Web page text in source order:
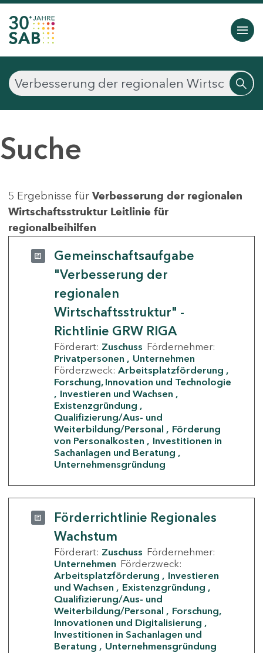
Suche
5 Ergebnisse für Verbesserung der regionalen
Wirtschaftsstruktur Leitlinie für
regionalbeihilfen
Gemeinschaftsaufgabe
"Verbesserung der
regionalen
Wirtschaftsstruktur" -
Richtlinie GRW RIGA
Förderart: Zuschuss Fördernehmer:
Privatpersonen
Unternehmen
Förderzweck: Arbeitsplatzförderung
Forschung, Innovation und Technologie
Investieren und Wachsen
Existenzgründung
Qualifizierung/Aus- und
Weiterbildung/Personal
Förderung
von Personalkosten
Investitionen in
Sachanlagen und Beratung
Unternehmensgründung
Förderrichtlinie Regionales
Wachstum
Förderart: Zuschuss Fördernehmer:
Unternehmen Förderzweck:
Arbeitsplatzförderung
Investieren
und Wachsen
Existenzgründung
Qualifizierung/Aus- und
Weiterbildung/Personal
Forschung,
Innovationen und Digitalisierung
Investitionen in Sachanlagen und
Beratung
Unternehmensgründung